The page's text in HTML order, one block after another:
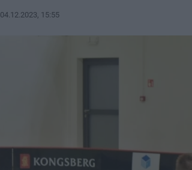
, 04.12.2023, 15:55